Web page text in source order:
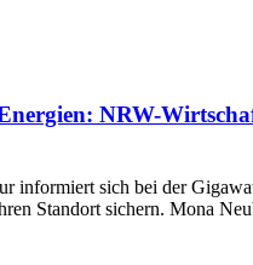
NRW-
informiert sich bei der
Standort sichern. Mona